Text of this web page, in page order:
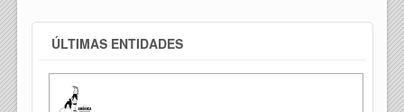
ÚLTIMAS ENTIDADES